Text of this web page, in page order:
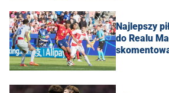
Najlepszy
do Realu